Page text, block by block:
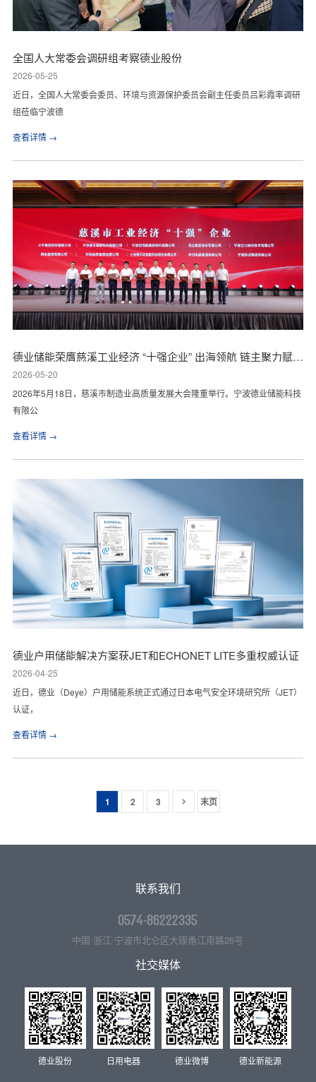
全国人大常委会调研组考察德业股份
2026-05-25
近日，全国人大常委会委员、环境与资源保护委员会副主任委员吕彩霞率调研
组莅临宁波德
查看详情 →
德业储能荣膺慈溪工业经济 “十强企业” 出海领航 链主聚力赋能高质量发展
2026-05-20
2026年5月18日，慈溪市制造业高质量发展大会隆重举行。宁波德业储能科技
有限公
查看详情 →
德业户用储能解决方案获JET和ECHONET LITE多重权威认证
2026-04-25
近日，德业（Deye）户用储能系统正式通过日本电气安全环境研究所（JET）
认证，
查看详情 →
1 2 3 末页
联系我们
0574-86222335
中国·浙江·宁波市北仑区大碶甬江南路26号
社交媒体
德业股份 日用电器 德业微博 德业新能源